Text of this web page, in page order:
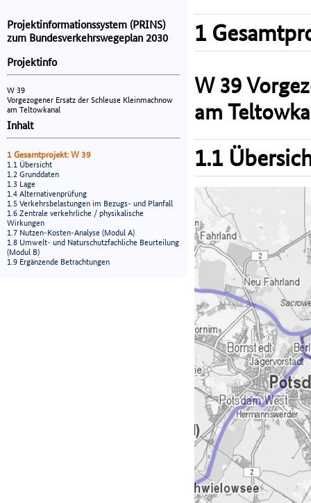
Projektinformationssystem (PRINS)
zum Bundesverkehrswegeplan 2030
Projektinfo
W 39
Vorgezogener Ersatz der Schleuse Kleinmachnow
am Teltowkanal
Inhalt
1 Gesamtprojekt: W 39
1.1 Übersicht
1.2 Grunddaten
1.3 Lage
1.4 Alternativenprüfung
1.5 Verkehrsbelastungen im Bezugs- und Planfall
1.6 Zentrale verkehrliche / physikalische
Wirkungen
1.7 Nutzen-Kosten-Analyse (Modul A)
1.8 Umwelt- und Naturschutzfachliche Beurteilung
(Modul B)
1.9 Ergänzende Betrachtungen
1
W 39
am
1.1